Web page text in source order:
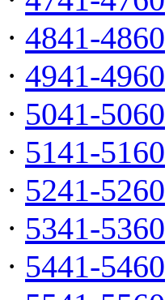
· 4841-4860
· 4941-4960
· 5041-5060
· 5141-5160
· 5241-5260
· 5341-5360
· 5441-5460